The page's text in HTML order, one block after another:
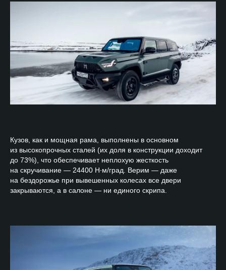
Кузов, как и мощная рама, выполнены в основном
из высокопрочных сталей (их доля в конструкции доходит
до 73%), что обеспечивает неплохую жесткость
на скручивание — 24400 Н∙м/град. Верим — даже
на бездорожье при вывешенных колесах все двери
закрываются, а в салоне — ни единого скрипа.